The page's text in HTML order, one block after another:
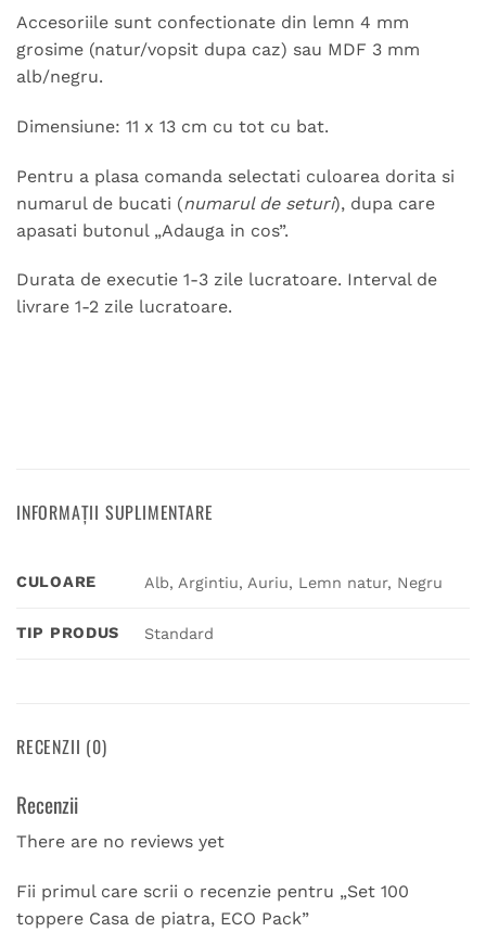
Accesoriile sunt confectionate din lemn 4 mm
grosime (natur/vopsit dupa caz) sau MDF 3 mm
alb/negru.
Dimensiune: 11 x 13 cm cu tot cu bat.
Pentru a plasa comanda selectati culoarea dorita si
numarul de bucati (numarul de seturi), dupa care
apasati butonul „Adauga in cos”.
Durata de executie 1-3 zile lucratoare. Interval de
livrare 1-2 zile lucratoare.
INFORMAȚII SUPLIMENTARE
CULOARE Alb, Argintiu, Auriu, Lemn natur, Negru
TIP PRODUS Standard
RECENZII (0)
Recenzii
There are no reviews yet
Fii primul care scrii o recenzie pentru „Set 100
toppere Casa de piatra, ECO Pack”